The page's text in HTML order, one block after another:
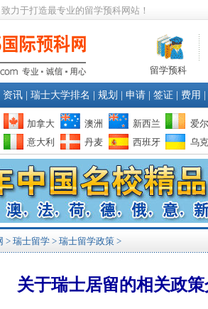
致力于打造最专业的留学预科网站！
留学预科
资讯 瑞士大学排名 规划 申请 签证 费用
加拿大 澳洲 新西兰
爱
意大利 丹麦 西班牙 乌
> 瑞士留学 > 瑞士留学政策 >
关于瑞士居留的相关政